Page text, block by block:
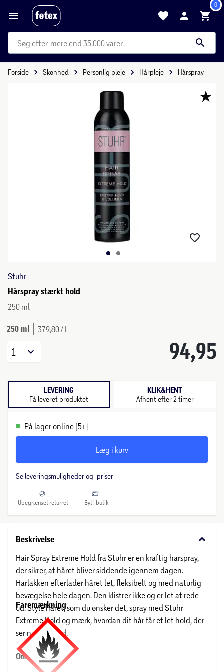
0
mere end 35.000 varer
Forside Skønhed Personlig pleje Hårpleje Hårspray
Stuhr
Hårspray stærkt hold
250 ml
250 ml 379,80 / L
94,95
1
LEVERING
Få leveret produktet
KLIK&HENT
Afhent efter 2 timer
På lager online (5+)
Læg i kurv
Se leveringsmuligheder og -priser
Ubegrænset returret Byt i butik
Beskrivelse keyboard_arrow_down
Hair Spray Extreme Hold fra Stuhr er en kraftig hårspray,
der sikrer, at håret bliver siddende igennem dagen.
Hårlakken efterlader håret let, fleksibelt og med naturlig
bevægelse hele dagen. Den klistrer ikke og er let at rede
ud. Style håret, som du ønsker det, spray med Stuhr
Extreme Hold og mærk, hvordan dit hår får et let hold, der
ser naturligt ud.
Om STUHR
Faremærkning